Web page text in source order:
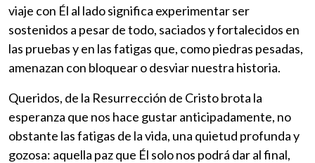
viaje con Él al lado significa experimentar ser
sostenidos a pesar de todo, saciados y fortalecidos en
las pruebas y en las fatigas que, como piedras pesadas,
amenazan con bloquear o desviar nuestra historia.
Queridos, de la Resurrección de Cristo brota la
esperanza que nos hace gustar anticipadamente, no
obstante las fatigas de la vida, una quietud profunda y
gozosa: aquella paz que Él solo nos podrá dar al final,